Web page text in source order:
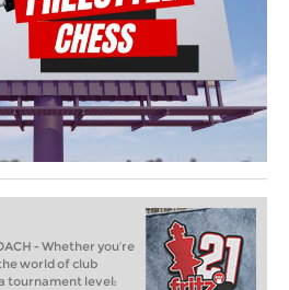
- Whether you’re
world of club
tournament level: